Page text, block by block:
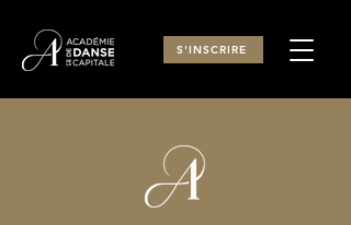
S'INSCRIRE